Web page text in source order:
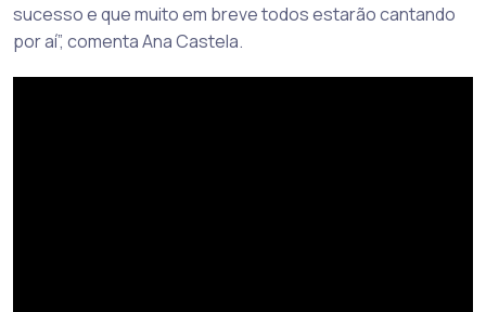
sucesso e que muito em breve todos estarão cantando
por aí”, comenta Ana Castela.